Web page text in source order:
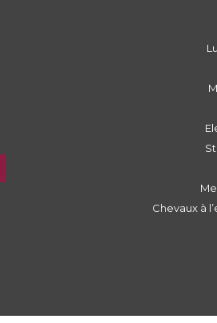
Chevaux à